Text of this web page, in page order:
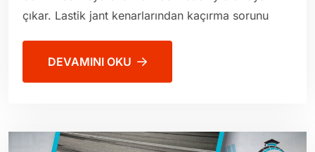
çıkar. Lastik jant kenarlarından kaçırma sorunu
DEVAMINI OKU